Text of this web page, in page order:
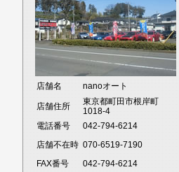
店舗名 nanoオート
店舗住所
東京都町田市根岸町
1018-4
電話番号
042-794-6214
店舗不在時 070-6519-7190
FAX番号
042-794-6214